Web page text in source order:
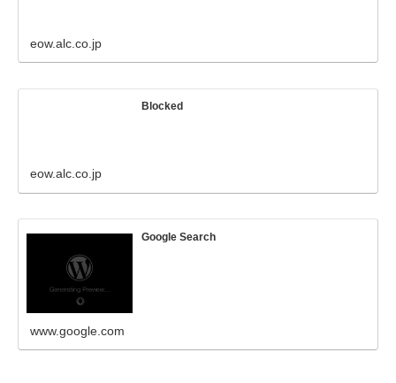
eow.alc.co.jp
Blocked
eow.alc.co.jp
Google Search
www.google.com